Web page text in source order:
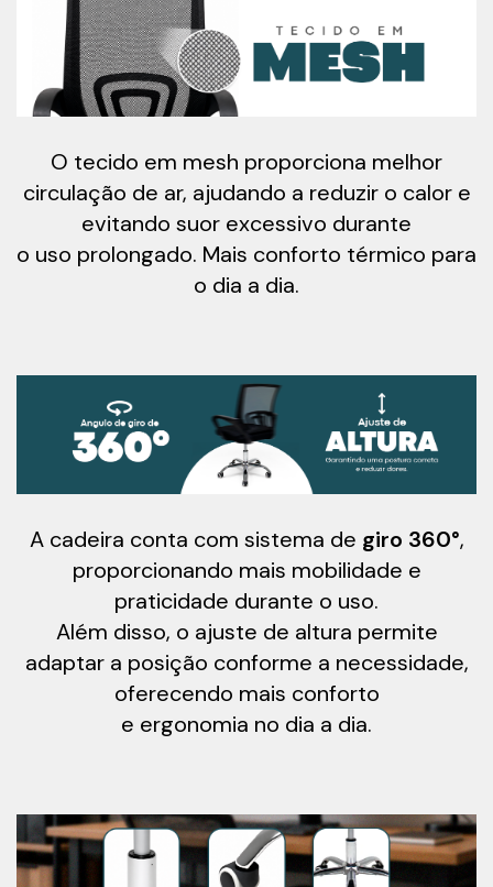
O tecido em mesh proporciona melhor
circulação de ar, ajudando a reduzir o calor e
evitando suor excessivo durante
o uso prolongado. Mais conforto térmico para
o dia a dia.
A cadeira conta com sistema de giro 360°,
proporcionando mais mobilidade e
praticidade durante o uso.
Além disso, o ajuste de altura permite
adaptar a posição conforme a necessidade,
oferecendo mais conforto
e ergonomia no dia a dia.